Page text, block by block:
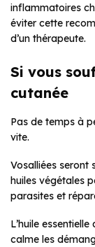
inflammatoires
éviter cette
d’un thérapeute.
Si vous
cutanée
Pas de temps à
vite.
Vosalliées seront
huiles végétales
parasites et
L’huile
calme les